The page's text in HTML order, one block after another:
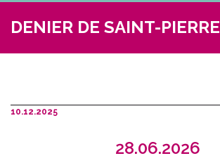
DENIER DE SAINT-PIERRE
10.12.2025
28.06.2026